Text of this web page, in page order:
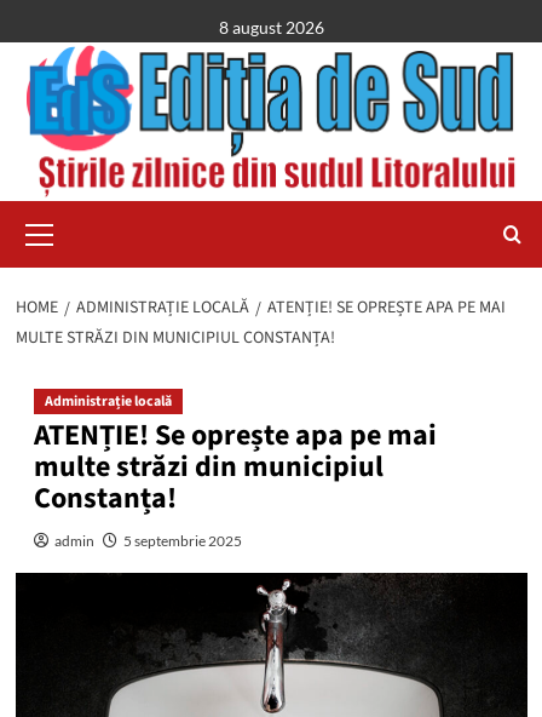
to
content
8 august 2026
Menu
HOME ADMINISTRAȚIE LOCALĂ
ATENȚIE! SE OPREȘTE APA PE MAI
MULTE STRĂZI DIN MUNICIPIUL CONSTANȚA!
Administrație locală
ATENȚIE! Se oprește apa pe mai
multe străzi din municipiul
Constanța!
admin 5 septembrie 2025